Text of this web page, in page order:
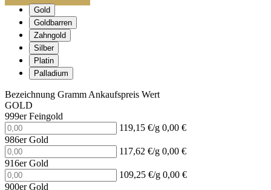
Gold
Goldbarren
Zahngold
Silber
Platin
Palladium
Bezeichnung Gramm Ankaufspreis Wert
GOLD
999er Feingold
119,15 €/g 0,00 €
986er Gold
117,62 €/g 0,00 €
916er Gold
109,25 €/g 0,00 €
900er Gold